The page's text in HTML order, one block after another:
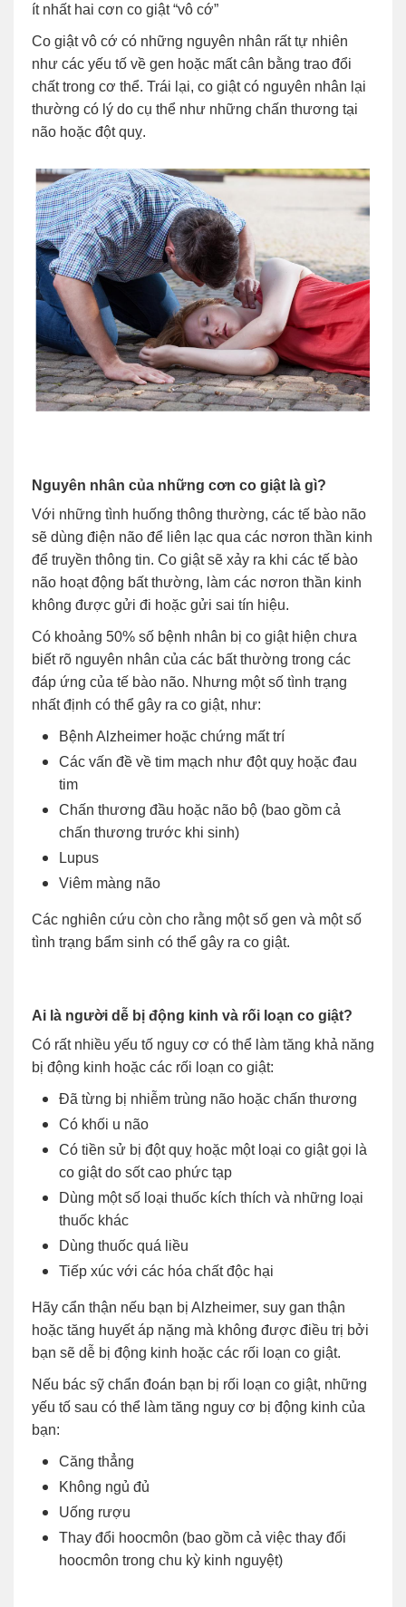
ít nhất hai cơn co giật “vô cớ”
Co giật vô cớ có những nguyên nhân rất tự nhiên
như các yếu tố về gen hoặc mất cân bằng trao đổi
chất trong cơ thể. Trái lại, co giật có nguyên nhân lại
thường có lý do cụ thể như những chấn thương tại
não hoặc đột quỵ.
Nguyên nhân của những cơn co giật là gì?
Với những tình huống thông thường, các tế bào não
sẽ dùng điện não để liên lạc qua các nơron thần kinh
để truyền thông tin. Co giật sẽ xảy ra khi các tế bào
não hoạt động bất thường, làm các nơron thần kinh
không được gửi đi hoặc gửi sai tín hiệu.
Có khoảng 50% số bệnh nhân bị co giật hiện chưa
biết rõ nguyên nhân của các bất thường trong các
đáp ứng của tế bào não. Nhưng một số tình trạng
nhất định có thể gây ra co giật, như:
Bệnh Alzheimer hoặc chứng mất trí
Các vấn đề về tim mạch như đột quỵ hoặc đau
tim
Chấn thương đầu hoặc não bộ (bao gồm cả
chấn thương trước khi sinh)
Lupus
Viêm màng não
Các nghiên cứu còn cho rằng một số gen và một số
tình trạng bẩm sinh có thể gây ra co giật.
Ai là người dễ bị động kinh và rối loạn co giật?
Có rất nhiều yếu tố nguy cơ có thể làm tăng khả năng
bị động kinh hoặc các rối loạn co giật:
Đã từng bị nhiễm trùng não hoặc chấn thương
Có khối u não
Có tiền sử bị đột quỵ hoặc một loại co giật gọi là
co giật do sốt cao phức tạp
Dùng một số loại thuốc kích thích và những loại
thuốc khác
Dùng thuốc quá liều
Tiếp xúc với các hóa chất độc hại
Hãy cẩn thận nếu bạn bị Alzheimer, suy gan thận
hoặc tăng huyết áp nặng mà không được điều trị bởi
bạn sẽ dễ bị động kinh hoặc các rối loạn co giật.
Nếu bác sỹ chẩn đoán bạn bị rối loạn co giật, những
yếu tố sau có thể làm tăng nguy cơ bị động kinh của
bạn:
Căng thẳng
Không ngủ đủ
Uống rượu
Thay đổi hoocmôn (bao gồm cả việc thay đổi
hoocmôn trong chu kỳ kinh nguyệt)